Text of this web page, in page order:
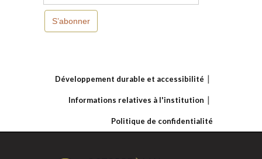
S’abonner
Développement durable et accessibilité
Informations relatives à l'institution
Politique de confidentialité